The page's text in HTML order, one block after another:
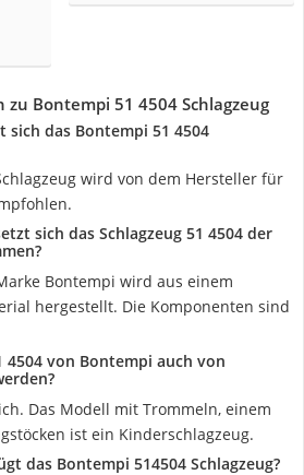
Bontempi 51 4504 Schlagzeug
sich das Bontempi 51 4504
wird von dem Hersteller für
sich das Schlagzeug 51 4504 der
Bontempi wird aus einem
hergestellt. Die Komponenten sind
4504 von Bontempi auch von
Das Modell mit Trommeln, einem
ist ein Kinderschlagzeug.
das Bontempi 514504 Schlagzeug?